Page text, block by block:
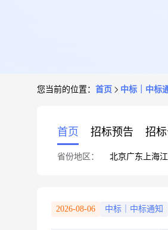
您当前的位置： 首页 中标｜中标
首页 招标预告 招
省份地区： 北京广东 上海
2026-08-06 中标｜中标通知